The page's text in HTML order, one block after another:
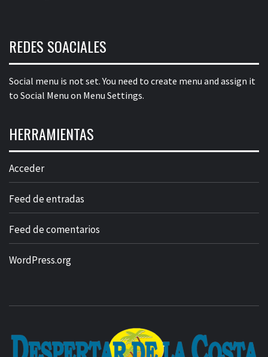
REDES SOACIALES
Social menu is not set. You need to create menu and assign it
to Social Menu on Menu Settings.
HERRAMIENTAS
Acceder
Feed de entradas
Feed de comentarios
WordPress.org